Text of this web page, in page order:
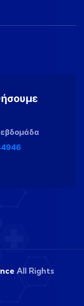
εβδομάδα
All Rights